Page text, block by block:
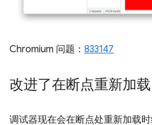
Chromium 问题： 833147
改进了在断点重新加载
调试器现在会在断点处重新加载时